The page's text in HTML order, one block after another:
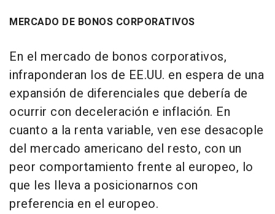
MERCADO DE BONOS CORPORATIVOS
En el mercado de bonos corporativos,
infraponderan los de EE.UU. en espera de una
expansión de diferenciales que debería de
ocurrir con deceleración e inflación. En
cuanto a la renta variable, ven ese desacople
del mercado americano del resto, con un
peor comportamiento frente al europeo, lo
que les lleva a posicionarnos con
preferencia en el europeo.